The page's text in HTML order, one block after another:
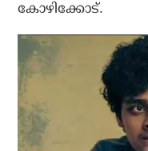
കോഴിക്കോട്.